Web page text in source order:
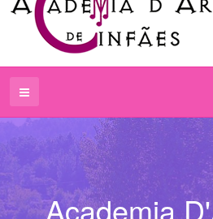
Academia